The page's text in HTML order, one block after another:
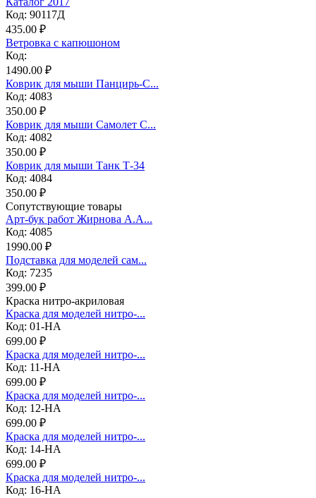
Код: 90117Д
435.00 ₽
Ветровка с капюшоном
Код:
1490.00 ₽
Коврик для мыши Панцирь-С...
Код: 4083
350.00 ₽
Коврик для мыши Самолет С...
Код: 4082
350.00 ₽
Коврик для мыши Танк Т-34
Код: 4084
350.00 ₽
Сопутствующие товары
Арт-бук работ Жирнова А.А...
Код: 4085
1990.00 ₽
Подставка для моделей сам...
Код: 7235
399.00 ₽
Краска нитро-акриловая
Краска для моделей нитро-...
Код: 01-НА
699.00 ₽
Краска для моделей нитро-...
Код: 11-НА
699.00 ₽
Краска для моделей нитро-...
Код: 12-НА
699.00 ₽
Краска для моделей нитро-...
Код: 14-НА
699.00 ₽
Краска для моделей нитро-...
Код: 16-НА